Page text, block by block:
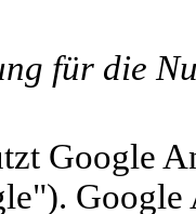
für die
Google